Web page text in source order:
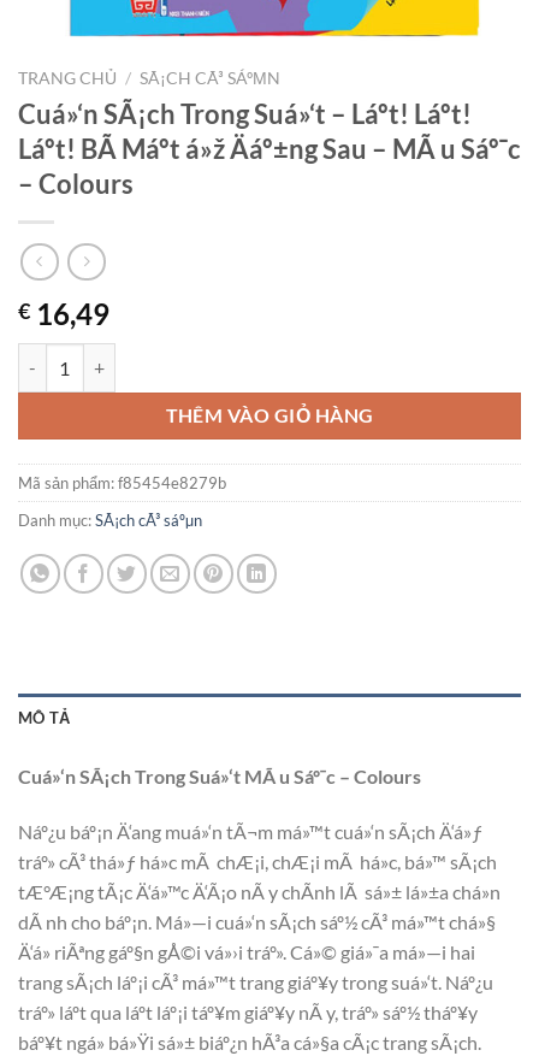
TRANG CHỦ / SÃ¡CH CÃ³ SÁºΜN
Cuá»‘n SÃ¡ch Trong Suá»‘t – Láº­t! Láº­t!
Láº­t! BÃ­ Máº­t á»ž Äáº±ng Sau – MÃ u Sáº¯c
– Colours
€ 16,49
THÊM VÀO GIỎ HÀNG
Mã sản phẩm:f85454e8279b
Danh mục:SÃ¡ch cÃ³ sáºµn
MÔ TẢ
Cuá»‘n SÃ¡ch Trong Suá»‘t MÃ u Sáº¯c – Colours
Náº¿u báº¡n Ä‘ang muá»‘n tÃ¬m má»™t cuá»‘n sÃ¡ch Ä‘á»ƒ
tráº» cÃ³ thá»ƒ há»c mÃ chÆ¡i, chÆ¡i mÃ há»c, bá»™ sÃ¡ch
tÆ°Æ¡ng tÃ¡c Ä‘á»™c Ä‘Ã¡o nÃ y chÃ­nh lÃ sá»± lá»±a chá»n
dÃ nh cho báº¡n. Má»—i cuá»‘n sÃ¡ch sáº½ cÃ³ má»™t chá»§
Ä‘á» riÃªng gáº§n gÅ©i vá»›i tráº». Cá»© giá»¯a má»—i hai
trang sÃ¡ch láº¡i cÃ³ má»™t trang giáº¥y trong suá»‘t. Náº¿u
tráº» láº­t qua láº­t láº¡i táº¥m giáº¥y nÃ y, tráº» sáº½ tháº¥y
báº¥t ngá» bá»Ÿi sá»± biáº¿n hÃ³a cá»§a cÃ¡c trang sÃ¡ch.